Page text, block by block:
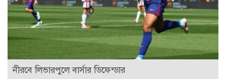
নীরবে লিভারপুলে বার্সার ডিফেন্ডার